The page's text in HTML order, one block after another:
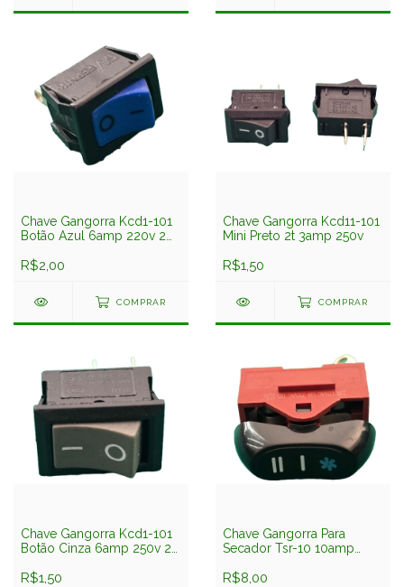
Chave Gangorra Kcd1-101
Botão Azul 6amp 220v 2
R$2,00
COMPRAR
Chave Gangorra Kcd11-101
Mini Preto 2t 3amp 250v
R$1,50
COMPRAR
Chave Gangorra Kcd1-101
Botão Cinza 6amp 250v 2
R$1,50
Chave Gangorra Para
Secador Tsr-10 10amp
R$8,00